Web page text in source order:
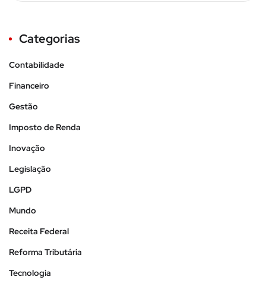
Categorias
Contabilidade
Financeiro
Gestão
Imposto de Renda
Inovação
Legislação
LGPD
Mundo
Receita Federal
Reforma Tributária
Tecnologia